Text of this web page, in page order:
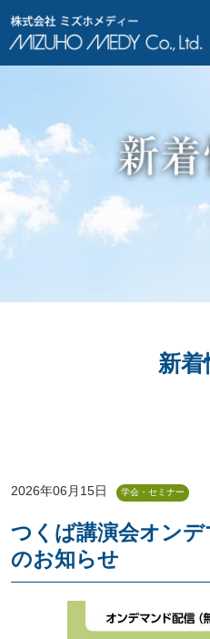
新着
2026年06月15日 学会・セミナー
つくば講演会オンデ
のお知らせ